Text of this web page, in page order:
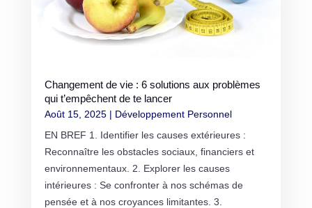
Changement de vie : 6 solutions aux problèmes
qui t’empêchent de te lancer
Août 15, 2025| Développement Personnel
EN BREF 1. Identifier les causes extérieures :
Reconnaître les obstacles sociaux, financiers et
environnementaux. 2. Explorer les causes
intérieures : Se confronter à nos schémas de
pensée et à nos croyances limitantes. 3.